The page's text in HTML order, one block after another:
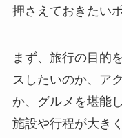
押さえておきたい
まず、旅行の目的
スしたいのか、ア
か、グルメを堪能
施設や行程が大き